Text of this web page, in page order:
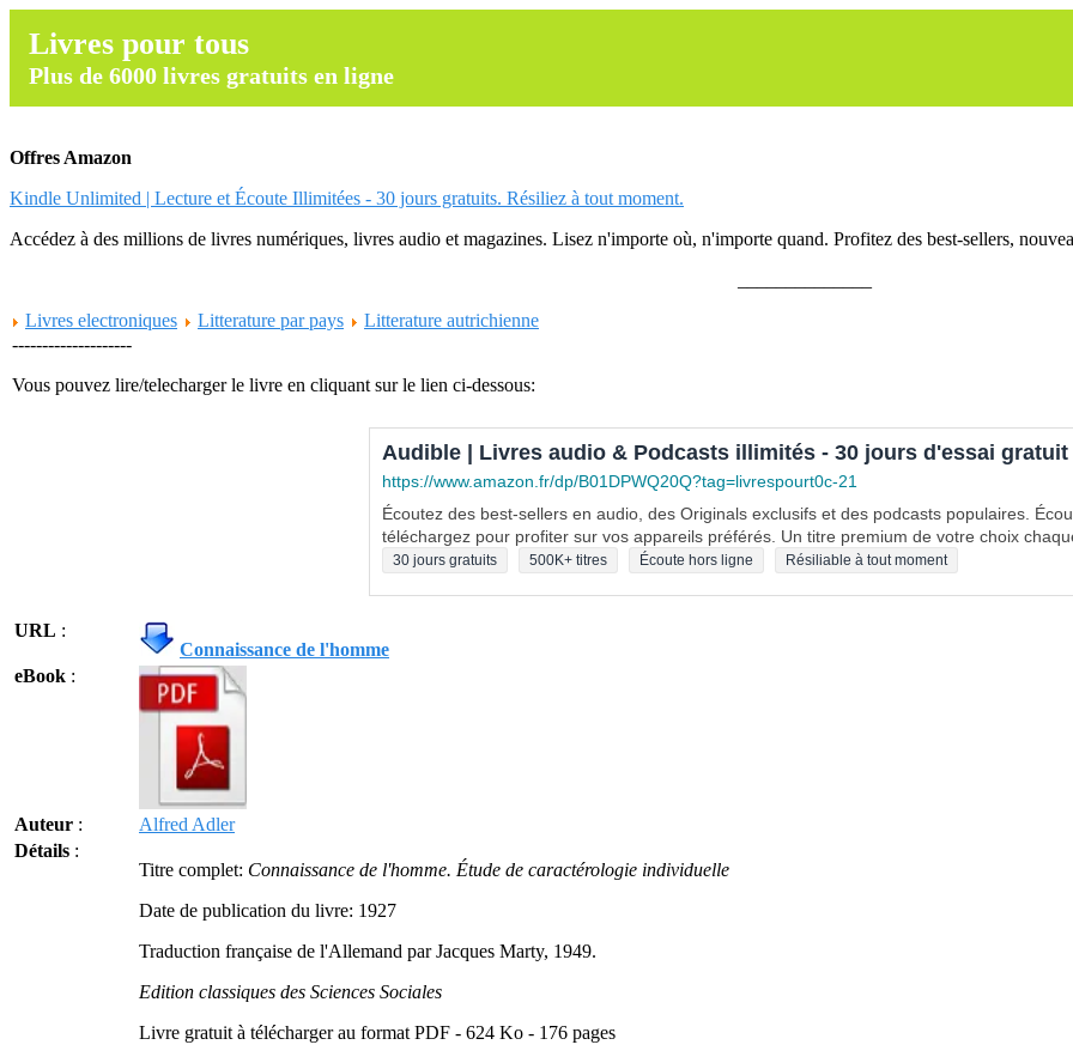
Livres pour tous
Plus de 6000 livres gratuits en ligne
Offres Amazon
Kindle Unlimited | Lecture et Écoute Illimitées - 30 jours gratuits. Résiliez à tout moment.
Accédez à des millions de livres numériques, livres audio et magazines. Lisez n'importe où, n'importe quand. Profitez des best-sellers,
Livres electroniques
Litterature par pays
Litterature autrichienne
--------------------
Vous pouvez lire/telecharger le livre en cliquant sur le lien ci-dessous:
Audible | Livres audio & Podcasts illimités - 30 jours d'essai gratuit
https://www.amazon.fr/dp/B01DPWQ20Q?tag=livrespourt0c-21
Écoutez des best-sellers en audio, des Originals exclusifs et des podcasts populaires.
téléchargez pour profiter sur vos appareils préférés. Un titre premium de votre choix
30 jours gratuits 500K+ titres Écoute hors ligne Résiliable à tout moment
URL :
Connaissance de l'homme
eBook :
Auteur :
Alfred Adler
Détails :
Titre complet: Connaissance de l'homme. Étude de caractérologie individuelle
Date de publication du livre: 1927
Traduction française de l'Allemand par Jacques Marty, 1949.
Edition classiques des Sciences Sociales
Livre gratuit à télécharger au format PDF - 624 Ko - 176 pages